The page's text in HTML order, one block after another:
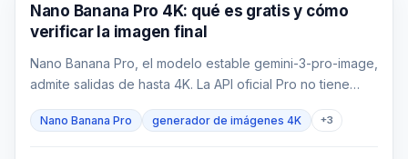
Generación de imágenes IA
Nano Banana Pro 4K: qué es gratis y cómo
verificar la imagen final
Nano Banana Pro, el modelo estable gemini-3-pro-image,
admite salidas de hasta 4K. La API oficial Pro no tiene
cubren y cualquier saldo de un proveedor pertenece a
Nano Banana Pro generador de imágenes 4K +3